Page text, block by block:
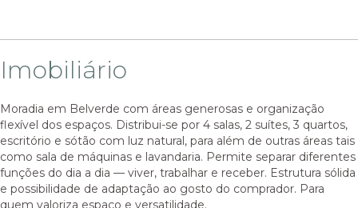
Imobiliário
Moradia em Belverde com áreas generosas e organização
flexível dos espaços. Distribui-se por 4 salas, 2 suítes, 3 quartos,
escritório e sótão com luz natural, para além de outras áreas tais
como sala de máquinas e lavandaria. Permite separar diferentes
funções do dia a dia — viver, trabalhar e receber. Estrutura sólida
e possibilidade de adaptação ao gosto do comprador. Para
quem valoriza espaço e versatilidade.